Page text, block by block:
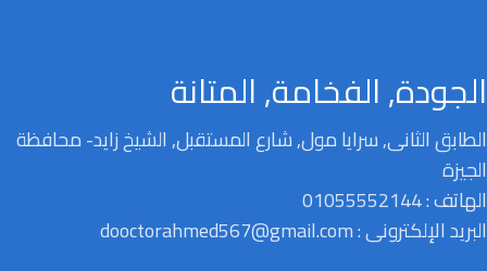
الجودة, الفخامة, المتانة
الطابق الثانى, سرايا مول, شارع المستقبل, الشيخ زايد- محافظة
الجيزة
الهاتف : 01055552144
البريد الإلكترونى : dooctorahmed567@gmail.com